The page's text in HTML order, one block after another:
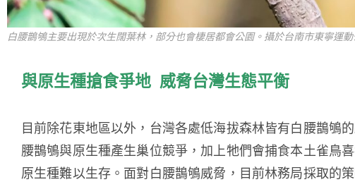
白腰鵲鴝主要出現於次生闊葉林，部分也會棲居都會公園。攝於台南市東寧運動
與原生種搶食爭地 威脅台灣生態平衡
目前除花東地區以外，台灣各處低海拔森林皆有白腰鵲鴝
腰鵲鴝與原生種產生巢位競爭，加上牠們會捕食本土雀鳥
原生種難以生存。面對白腰鵲鴝威脅，目前林務局採取的